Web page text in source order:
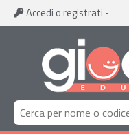
Accedi o registrati -